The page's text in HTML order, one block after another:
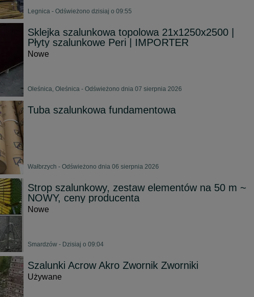
Legnica - Odświeżono dzisiaj o 09:55
Sklejka szalunkowa topolowa 21x1250x2500 |
Płyty szalunkowe Peri | IMPORTER
Nowe
Oleśnica, Oleśnica - Odświeżono dnia 07 sierpnia 2026
Tuba szalunkowa fundamentowa
Wałbrzych - Odświeżono dnia 06 sierpnia 2026
Strop szalunkowy, zestaw elementów na 50 m ~
NOWY, ceny producenta
Nowe
Smardzów - Dzisiaj o 09:04
Szalunki Acrow Akro Zwornik Zworniki
Używane